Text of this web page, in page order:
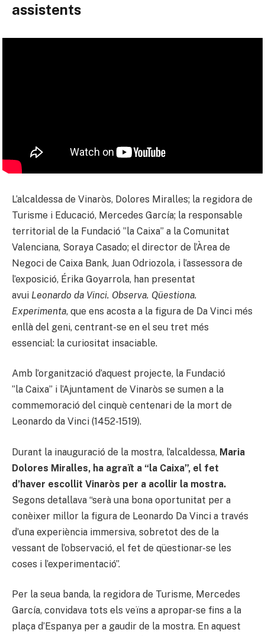
assistents
L’alcaldessa de Vinaròs, Dolores Miralles; la regidora de
Turisme i Educació, Mercedes García; la responsable
territorial de la Fundació ”la Caixa” a la Comunitat
Valenciana, Soraya Casado; el director de l’Àrea de
Negoci de Caixa Bank, Juan Odriozola, i l’assessora de
l’exposició, Érika Goyarrola, han presentat
avui Leonardo da Vinci. Observa. Qüestiona.
Experimenta, que ens acosta a la figura de Da Vinci més
enllà del geni, centrant-se en el seu tret més
essencial: la curiositat insaciable.
Amb l’organització d’aquest projecte, la Fundació
”la Caixa” i l’Ajuntament de Vinaròs se sumen a la
commemoració del cinquè centenari de la mort de
Leonardo da Vinci (1452-1519).
Durant la inauguració de la mostra, l’alcaldessa, Maria
Dolores Miralles, ha agraït a “la Caixa”, el fet
d’haver escollit Vinaròs per a acollir la mostra.
Segons detallava “serà una bona oportunitat per a
conèixer millor la figura de Leonardo Da Vinci a través
d’una experiència immersiva, sobretot des de la
vessant de l’observació, el fet de qüestionar-se les
coses i l’experimentació”.
Per la seua banda, la regidora de Turisme, Mercedes
García, convidava tots els veïns a apropar-se fins a la
plaça d’Espanya per a gaudir de la mostra. En aquest